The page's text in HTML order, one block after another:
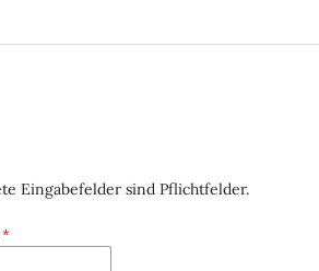
Eingabefelder sind Pflichtfelder.
*